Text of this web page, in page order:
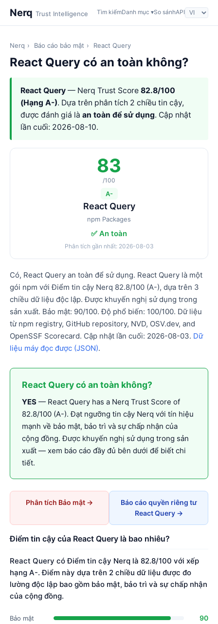
Nerq Trust Intelligence Tìm kiếmDanh mục ▾So sánhAPI
Nerq › Báo cáo bảo mật › React Query
React Query có an toàn không?
React Query — Nerq Trust Score 82.8/100
(Hạng A-). Dựa trên phân tích 2 chiều tin cậy,
được đánh giá là an toàn để sử dụng. Cập nhật
lần cuối: 2026-08-10.
83
/100
A-
React Query
npm Packages
✅ An toàn
Phân tích gần nhất: 2026-08-03
Có, React Query an toàn để sử dụng. React Query là một
gói npm với Điểm tin cậy Nerq 82.8/100 (A-), dựa trên 3
chiều dữ liệu độc lập. Được khuyến nghị sử dụng trong
sản xuất. Bảo mật: 90/100. Độ phổ biến: 100/100. Dữ liệu
từ npm registry, GitHub repository, NVD, OSV.dev, and
OpenSSF Scorecard. Cập nhật lần cuối: 2026-08-03. Dữ
liệu máy đọc được (JSON).
React Query có an toàn không?
YES — React Query has a Nerq Trust Score of
82.8/100 (A-). Đạt ngưỡng tin cậy Nerq với tín hiệu
mạnh về bảo mật, bảo trì và sự chấp nhận của
cộng đồng. Được khuyến nghị sử dụng trong sản
xuất — xem báo cáo đầy đủ bên dưới để biết chi
tiết.
Phân tích Bảo mật →
Báo cáo quyền riêng tư
React Query →
Điểm tin cậy của React Query là bao nhiêu?
React Query có Điểm tin cậy Nerq là 82.8/100 với xếp
hạng A-. Điểm này dựa trên 2 chiều dữ liệu được đo
lường độc lập bao gồm bảo mật, bảo trì và sự chấp nhận
của cộng đồng.
Bảo mật 90